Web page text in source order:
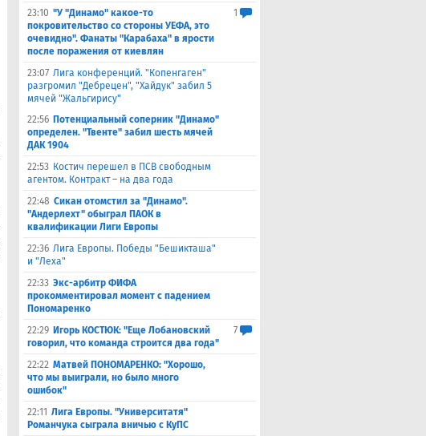
23:10 "У "Динамо" какое-то
покровительство со стороны УЕФА, это
очевидно". Фанаты "Карабаха" в ярости
после поражения от киевлян
1
23:07 Лига конференций. "Копенгаген"
разгромил "Дебрецен", "Хайдук" забил 5
мячей "Жальгирису"
22:56 Потенциальный соперник "Динамо"
определен. "Твенте" забил шесть мячей
ДАК 1904
22:53 Костич перешел в ПСВ свободным
агентом. Контракт – на два года
22:48 Сикан отомстил за "Динамо".
"Андерлехт" обыграл ПАОК в
квалификации Лиги Европы
22:36 Лига Европы. Победы "Бешикташа"
и "Леха"
22:33 Экс-арбитр ФИФА
прокомментировал момент с падением
Пономаренко
22:29 Игорь КОСТЮК: "Еще Лобановский
говорил, что команда строится два года"
7
22:22 Матвей ПОНОМАРЕНКО: "Хорошо,
что мы выиграли, но было много
ошибок"
22:11 Лига Европы. "Университатя"
Романчука сыграла вничью с ​КуПС